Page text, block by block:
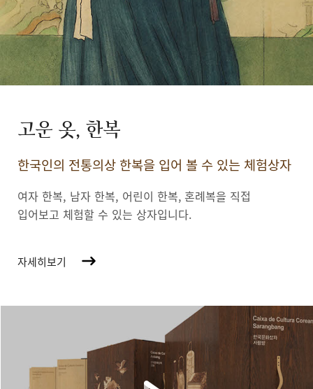
고운 옷, 한복
한국인의 전통의상 한복을 입어 볼 수 있는 체험상자
여자 한복, 남자 한복, 어린이 한복, 혼례복을 직접
입어보고 체험할 수 있는 상자입니다.
자세히보기